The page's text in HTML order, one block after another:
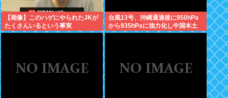
【画像】このハゲにやられたJKが
たくさんいるという事実
台風13号、沖縄通過後に950hPa
から935hPaに強力化し中国本土
へwww